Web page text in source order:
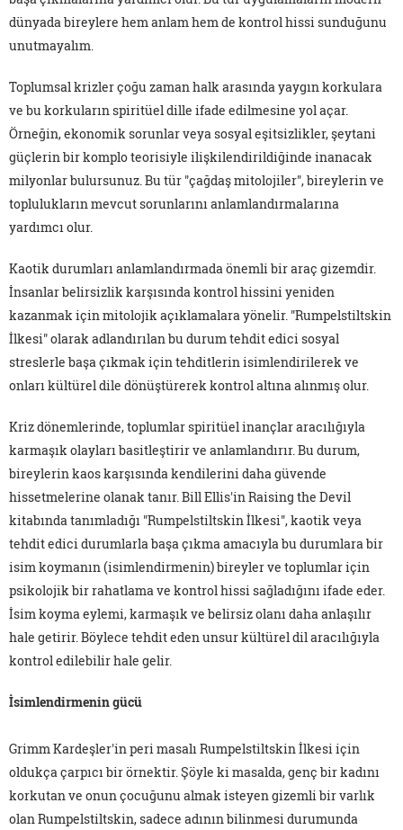
dünyada bireylere hem anlam hem de kontrol hissi sunduğunu
unutmayalım.
Toplumsal krizler çoğu zaman halk arasında yaygın korkulara
ve bu korkuların spiritüel dille ifade edilmesine yol açar.
Örneğin, ekonomik sorunlar veya sosyal eşitsizlikler, şeytani
güçlerin bir komplo teorisiyle ilişkilendirildiğinde inanacak
milyonlar bulursunuz. Bu tür "çağdaş mitolojiler", bireylerin ve
toplulukların mevcut sorunlarını anlamlandırmalarına
yardımcı olur.
Kaotik durumları anlamlandırmada önemli bir araç gizemdir.
İnsanlar belirsizlik karşısında kontrol hissini yeniden
kazanmak için mitolojik açıklamalara yönelir. "Rumpelstiltskin
İlkesi" olarak adlandırılan bu durum tehdit edici sosyal
streslerle başa çıkmak için tehditlerin isimlendirilerek ve
onları kültürel dile dönüştürerek kontrol altına alınmış olur.
Kriz dönemlerinde, toplumlar spiritüel inançlar aracılığıyla
karmaşık olayları basitleştirir ve anlamlandırır. Bu durum,
bireylerin kaos karşısında kendilerini daha güvende
hissetmelerine olanak tanır. Bill Ellis'in Raising the Devil
kitabında tanımladığı "Rumpelstiltskin İlkesi", kaotik veya
tehdit edici durumlarla başa çıkma amacıyla bu durumlara bir
isim koymanın (isimlendirmenin) bireyler ve toplumlar için
psikolojik bir rahatlama ve kontrol hissi sağladığını ifade eder.
İsim koyma eylemi, karmaşık ve belirsiz olanı daha anlaşılır
hale getirir. Böylece tehdit eden unsur kültürel dil aracılığıyla
kontrol edilebilir hale gelir.
İsimlendirmenin gücü
Grimm Kardeşler'in peri masalı Rumpelstiltskin İlkesi için
oldukça çarpıcı bir örnektir. Şöyle ki masalda, genç bir kadını
korkutan ve onun çocuğunu almak isteyen gizemli bir varlık
olan Rumpelstiltskin, sadece adının bilinmesi durumunda